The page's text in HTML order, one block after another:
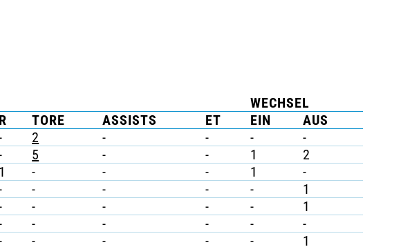
WECHSEL
R TORE ASSISTS ET EIN
AUS
2 - - -
-
5 - - 1
2
1 - - - 1
-
- - - -
1
- - - -
1
- - - -
-
- - - -
1